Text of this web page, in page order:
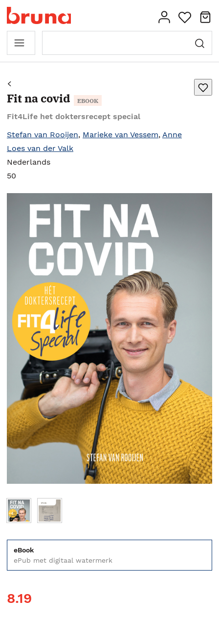
Fit na covid EBOOK
Fit4Life het doktersrecept special
Stefan van Rooijen, Marieke van Vessem, Anne
Loes van der Valk
Nederlands
50
eBook
ePub met digitaal watermerk
8.19